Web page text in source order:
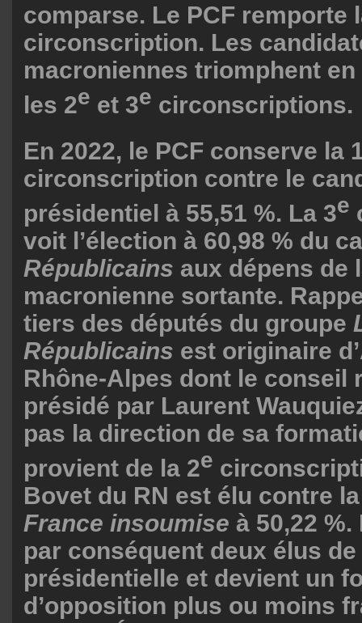
comparse. Le PCF remporte
circonscription. Les
macroniennes triomphent
les 2e et 3e circonscriptions.
En 2022, le PCF conserve la
circonscription contre le
présidentiel à 55,51 %. La 3e
voit l’élection à 60,98 % du
Républicains aux dépens de
macronienne sortante.
tiers des députés du groupe
Républicains est originaire
Rhône-Alpes dont le conseil
présidé par Laurent
pas la direction de sa
provient de la 2e
Bovet du RN est élu contre
France insoumise à 50,22 %.
par conséquent deux élus
présidentielle et devient un
d’opposition plus ou moins